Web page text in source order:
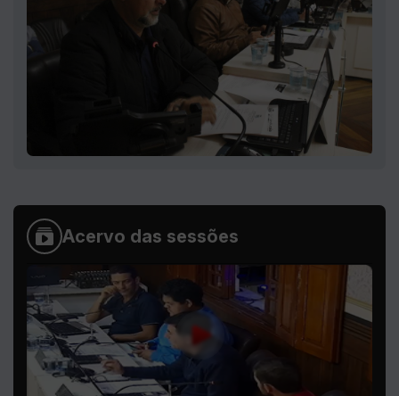
Acervo das sessões
7ª Audiência Pública